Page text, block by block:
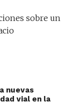
sobre un
nuevas
vial en la